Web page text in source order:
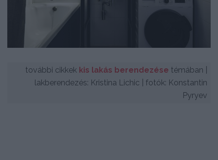
további cikkek kis lakás berendezése témában |
lakberendezés: Kristina Lichic | fotók: Konstantin
Pyryev